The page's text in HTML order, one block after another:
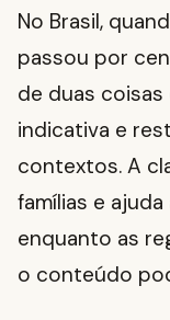
No Brasil,
passou por
de duas
indicativa e
contextos. A
famílias e
enquanto as
o conteúdo